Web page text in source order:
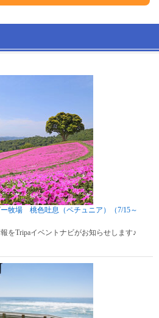
ー牧場 桃色吐息（ペチュニア）（7/15～
をTripaイベントナビがお知らせします♪